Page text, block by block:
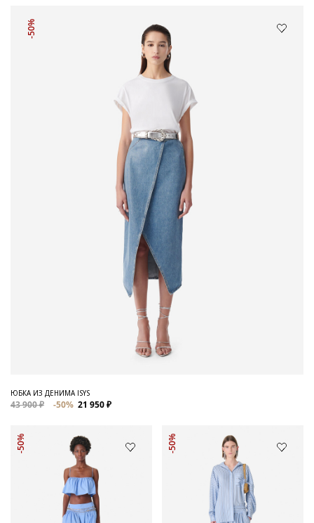
-50%
ЮБКА ИЗ ДЕНИМА ISYS
43 900 ₽ -50% 21 950 ₽
-50% -50%